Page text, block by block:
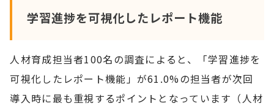
学習進捗を可視化したレポート機能
人材育成担当者100名の調査によると、「学習進捗を
可視化したレポート機能」が61.0%の担当者が次回
導入時に最も重視するポイントとなっています（人材